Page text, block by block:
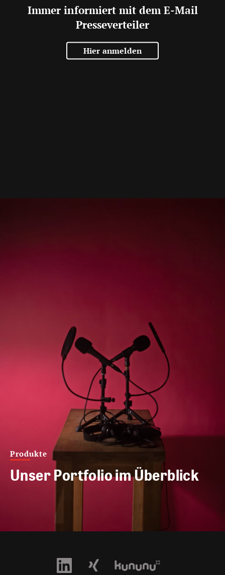
Immer informiert mit dem E-Mail
Presseverteiler
Hier anmelden
Produkte
Unser Portfolio im Überblick